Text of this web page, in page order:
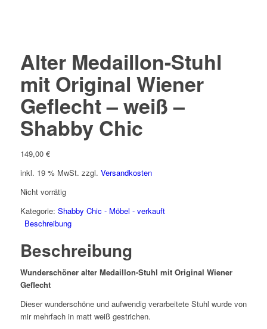
Alter Medaillon-Stuhl
mit Original Wiener
Geflecht – weiß –
Shabby Chic
149,00 €
inkl. 19 % MwSt. zzgl. Versandkosten
Nicht vorrätig
Kategorie: Shabby Chic - Möbel - verkauft
Beschreibung
Beschreibung
Wunderschöner alter Medaillon-Stuhl mit Original Wiener
Geflecht
Dieser wunderschöne und aufwendig verarbeitete Stuhl wurde von
mir mehrfach in matt weiß gestrichen.